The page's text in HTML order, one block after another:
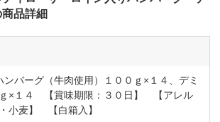
品詳細
ンバーグ（牛肉使用）１００ｇ×１４、デミ
×１４ 【賞味期限：３０日】 【アレル
小麦】 【白箱入】